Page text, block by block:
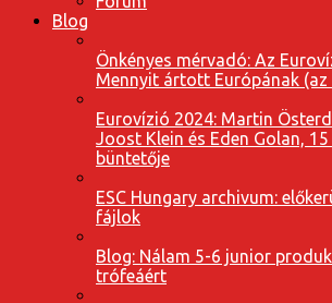
Blog
Önkényes mérvadó: Az
Mennyit ártott Európának (az
Eurovízió 2024: Martin
Joost Klein és Eden Golan,
büntetője
ESC Hungary archivum:
fájlok
Blog: Nálam 5-6 junior
trófeáért